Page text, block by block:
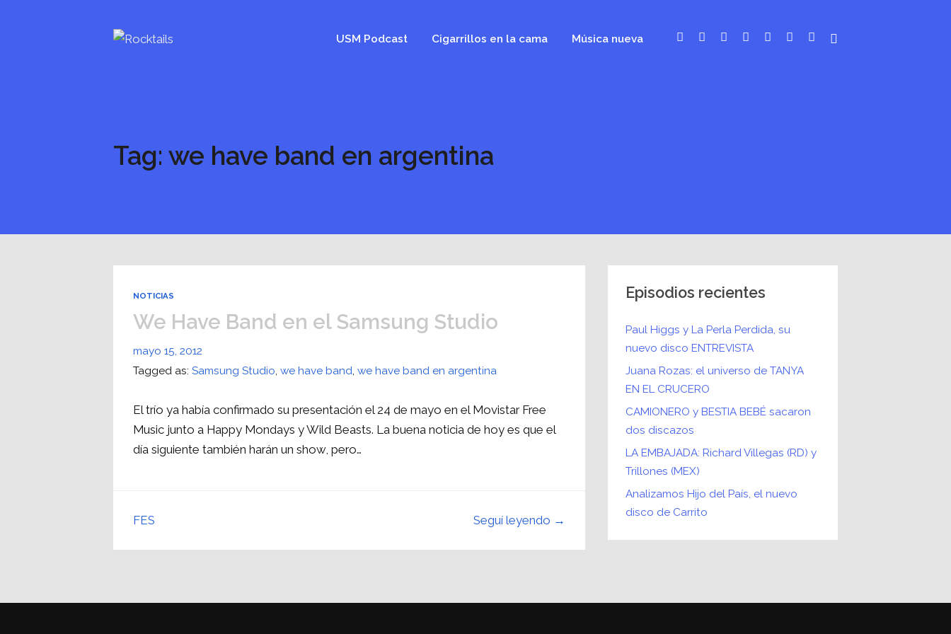
USM Podcast Cigarrillos en la cama Música nueva
Tag: we have band en argentina
NOTICIAS
We Have Band en el Samsung Studio
mayo 15, 2012
Tagged as:Samsung Studio,we have band,we have band en argentina
El trío ya había confirmado su presentación el 24 de mayo en el Movistar Free
Music junto a Happy Mondays y Wild Beasts. La buena noticia de hoy es que el
día siguiente también harán un show, pero…
Seguí leyendo →
FES
Episodios recientes
Paul Higgs y La Perla Perdida, su
nuevo disco ENTREVISTA
Juana Rozas: el universo de TANYA
EN EL CRUCERO
CAMIONERO y BESTIA BEBÉ sacaron
dos discazos
LA EMBAJADA: Richard Villegas (RD) y
Trillones (MEX)
Analizamos Hijo del País, el nuevo
disco de Carrito